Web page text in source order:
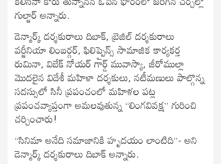
గుల్జార్ అన్నారు.
డెన్మార్క్ దర్శకురాలు దిబాక్, బ్రెజిల్ దర్శకురాలు
వర్జీనియా లింబర్గర్, ఫిలిప్పైన్స్ సామాజిక కార్యకర్త
రుమినా, విబేక్ నోయర్ గార్డ్ మువాస్యా, జీరోముల్లా
మొదలైన విదేశీ మహిళా దర్శకులు, నటీమణులు పాల్గొన్న
సదస్సులో సినీ ప్రపంచంలో మహిళల పట్ల
ప్రపంచవ్యాప్తంగా అమలవుతున్న “లింగవివక్ష” గురించి
చర్చించారు!
“సినిమా అనేది సమాజానికి హృదయం లాంటిది”- అని
డెన్మార్క్ దర్శకురాలు దిబాక్ అన్నారు.